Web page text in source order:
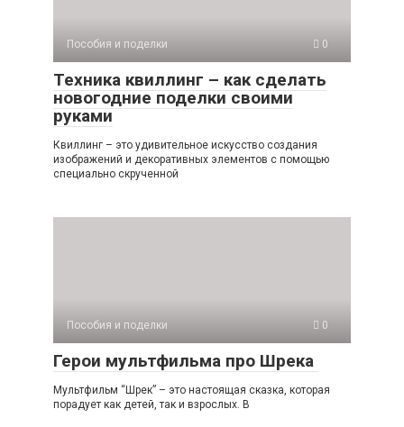
Пособия и поделки 0
Техника квиллинг – как сделать
новогодние поделки своими
руками
Квиллинг – это удивительное искусство создания
изображений и декоративных элементов с помощью
специально скрученной
Пособия и поделки 0
Герои мультфильма про Шрека
Мультфильм “Шрек” – это настоящая сказка, которая
порадует как детей, так и взрослых. В